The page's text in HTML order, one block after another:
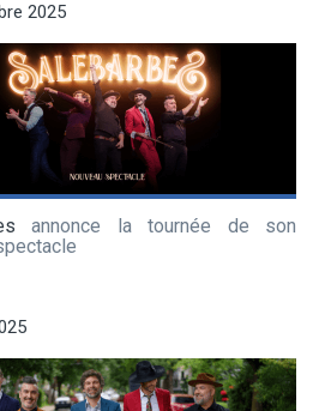
2025
annonce la tournée de son